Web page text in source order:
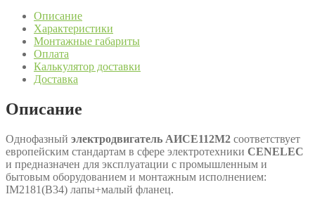
Описание
Характеристики
Монтажные габариты
Оплата
Калькулятор доставки
Доставка
Описание
Однофазный электродвигатель AИСЕ112М2 соответствует
европейским стандартам в сфере электротехники CENELEC
и предназначен для эксплуатации с промышленным и
бытовым оборудованием и монтажным исполнением:
IM2181(B34) лапы+малый фланец.